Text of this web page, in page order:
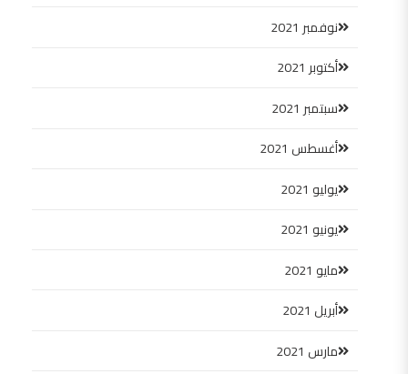
نوفمبر 2021
أكتوبر 2021
سبتمبر 2021
أغسطس 2021
يوليو 2021
يونيو 2021
مايو 2021
أبريل 2021
مارس 2021